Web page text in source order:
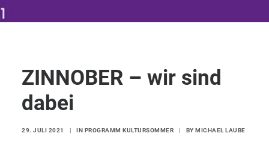
ZINNOBER – wir sind
dabei
29. JULI 2021 | IN PROGRAMM KULTURSOMMER | BY MICHAEL LAUBE